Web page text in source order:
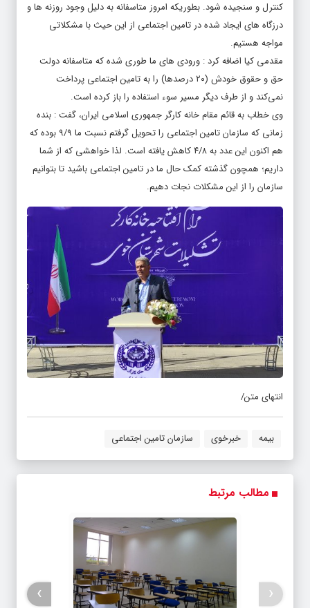
کنترل و سنجیده شود. بطوریکه امروز متاسفانه به دلیلوجود روزنه ها و
درزگاه های ایجاد شده در تامین اجتماعی از این حیث با مشکلاتی
مواجه هستیم.
مقدمی کیا اضافه کرد : ورودی های ما طوری شده که متاسفانه دولت
حق و حقوق خودش (۲۰ درصدها) را به تامین اجتماعی پرداخت
نمی‌کند و از طرف دیگر مسیر سوء استفاده را باز کرده است.
وی خطاب به قائم مقام خانه کارگر جمهوری اسلامی ایران، گفت : بنده
زمانی که
سازمان تامین اجتماعی را تحویل گرفتم نسبت ما ۹/۹ بوده که
هم اکنون این عدد به ۴/۸ کاهش یافته است. لذا خواهشی که از شما
داریم؛ همچون گذشته کمک حال مادر تامین اجتماعی باشید تا بتوانیم
سازمان را از این مشکلات نجات دهیم.
انتهای متن/
بیمه خبرخوی سازمان تامین اجتماعی
مطالب مرتبط
‹
›